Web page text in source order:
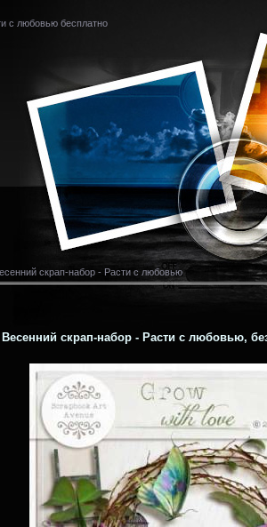
с любовью бесплатно
скрап-набор - Расти с любовью
скрап-набор - Расти с любовью,